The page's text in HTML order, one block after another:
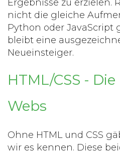
Ergebnisse zu erzielen.
nicht die gleiche
Python oder JavaScript
bleibt eine
Neueinsteiger.
HTML/CSS -
Webs
Ohne HTML und CSS
wir es kennen. Diese